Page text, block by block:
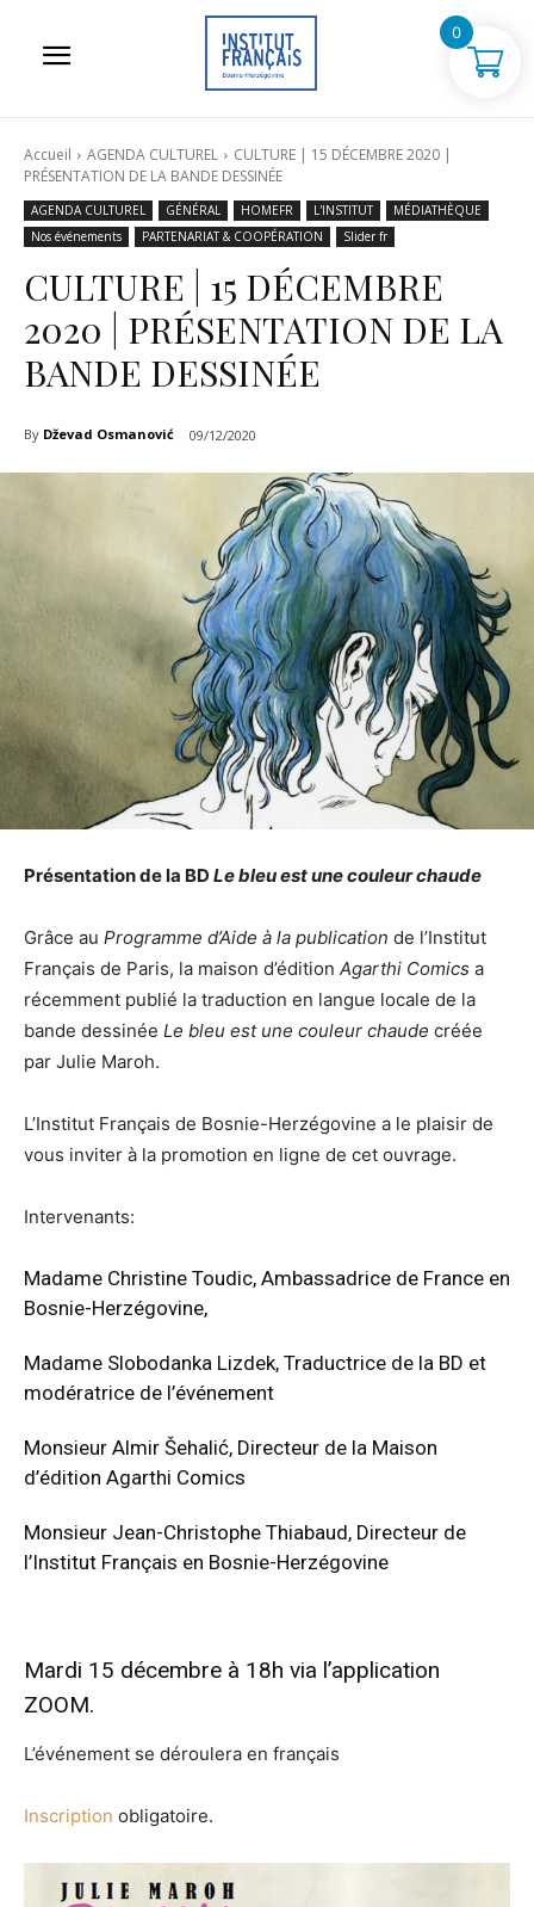
Accueil AGENDA CULTUREL
CULTURE | 15 DÉCEMBRE 2020 |
PRÉSENTATION DE LA BANDE DESSINÉE
AGENDA CULTUREL GÉNÉRAL HOMEFR L'INSTITUT
MÉDIATHÈQUE
Nos événements
PARTENARIAT & COOPÉRATION Slider fr
CULTURE | 15 DÉCEMBRE
2020 | PRÉSENTATION DE LA
BANDE DESSINÉE
By Dževad Osmanović 09/12/2020
Présentation de la BD Le bleu est une couleur chaude
Grâce au Programme d’Aide à la publication de l’Institut
Français de Paris, la maison d’édition Agarthi Comics a
récemment publié la traduction en langue locale de la
bande dessinée Le bleu est une couleur chaude créée
par Julie Maroh.
L’Institut Français de Bosnie-Herzégovine a le plaisir de
vous inviter à la promotion en ligne de cet ouvrage.
Intervenants:
Madame Christine Toudic, Ambassadrice de France en
Bosnie-Herzégovine,
Madame Slobodanka Lizdek, Traductrice de la BD et
modératrice de l’événement
Monsieur Almir Šehalić, Directeur de la Maison
d’édition Agarthi Comics
Monsieur Jean-Christophe Thiabaud, Directeur de
l’Institut Français en Bosnie-Herzégovine
Mardi 15 décembre à 18h via l’application
ZOOM.
L’événement se déroulera en français
Inscription obligatoire.
0